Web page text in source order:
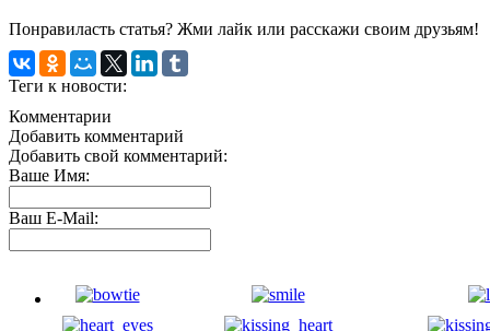
Понравиласть статья? Жми лайк или расскажи своим друзьям!
Теги к новости:
Комментарии
Добавить комментарий
Добавить свой комментарий:
Ваше Имя:
Ваш E-Mail: